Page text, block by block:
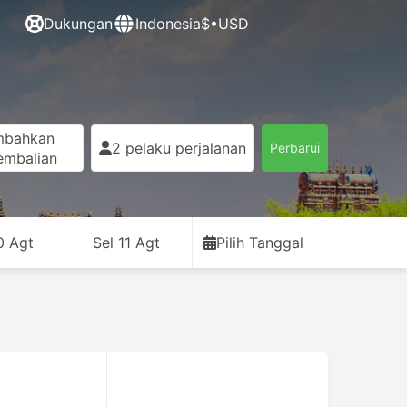
Dukungan Indonesia$•USD
2 pelaku perjalanan Perbarui
Agt Sel 11 Agt Pilih Tanggal